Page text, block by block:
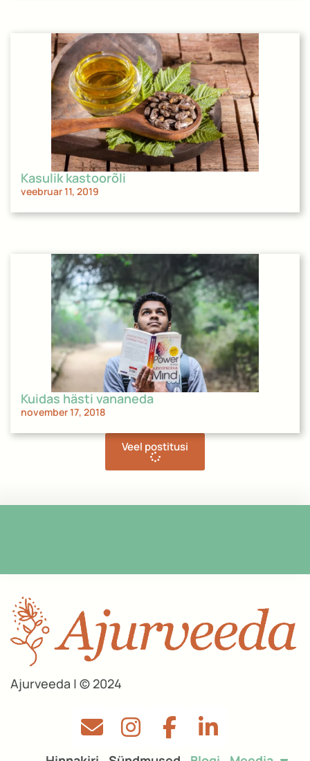
Kasulik kastoorõli
veebruar 11, 2019
Kuidas hästi vananeda
november 17, 2018
Veel postitusi
Ajurveeda | © 2024